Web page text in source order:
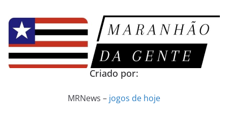
para
conteúdo
Criado por:
MRNews – jogos de hoje